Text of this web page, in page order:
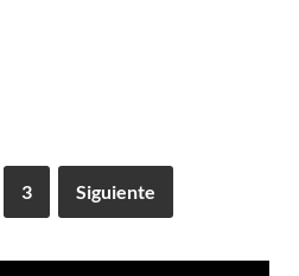
3 Siguiente